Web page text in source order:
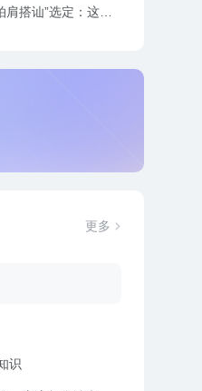
搭讪”选定：这主
更多
识